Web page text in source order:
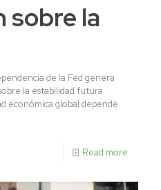
sobre la
de la Fed genera
la estabilidad futura.
económica global depende
Read more